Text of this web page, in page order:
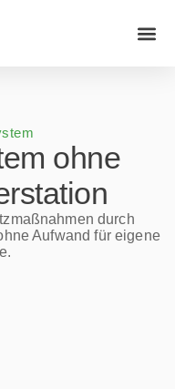
ohne
durch
Aufwand für eigene